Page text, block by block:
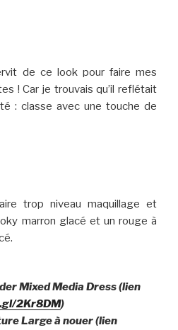
de ce look pour faire mes
! Car je trouvais qu’il reflétait
: classe avec une touche de
trop niveau maquillage et
marron glacé et un rouge à
Mixed Media Dress (lien
2Kr8DM)
Large à nouer (lien